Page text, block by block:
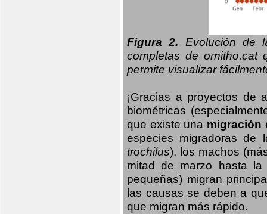
Figura 2. Evolución de
completas de
permite visualizar
¡Gracias a proyectos de
biométricas
que existe una migración
especies migradoras de
trochilus), los machos
mitad de marzo hasta
pequeñas) migran
las causas se deben a
que migran más rápido.